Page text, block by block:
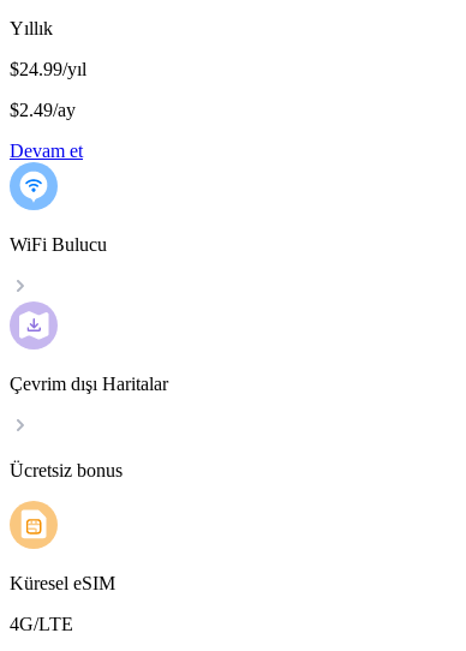
Yıllık
$24.99/yıl
$2.49/ay
Devam et
WiFi Bulucu
Çevrim dışı Haritalar
Ücretsiz bonus
Küresel eSIM
4G/LTE